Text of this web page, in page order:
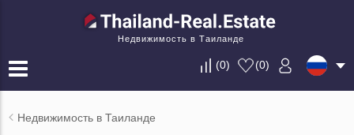
Недвижимость в Таиланде
(0) (0)
Недвижимость в Таиланде